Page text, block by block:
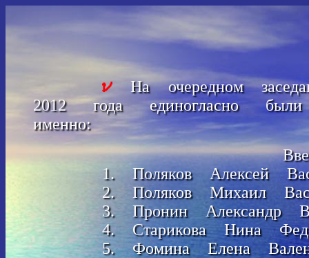
На очередном
2012 года единогласно
именно:
1. Поляков Алексей
2. Поляков Михаил
3. Пронин Александр
4. Старикова Нина
5. Фомина Елена